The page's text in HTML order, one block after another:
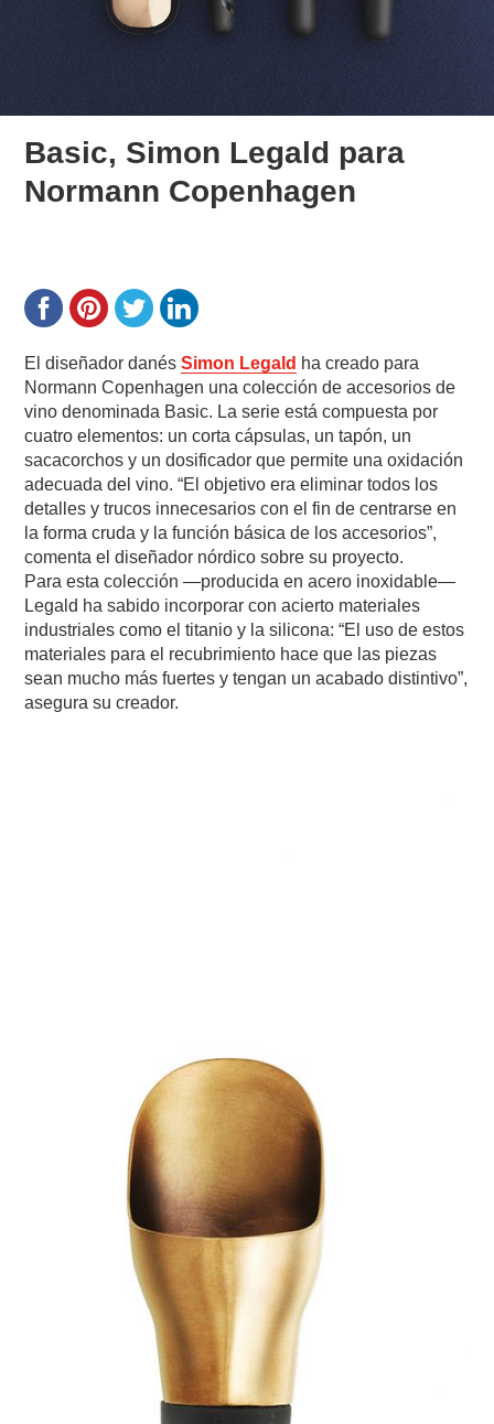
Basic, Simon Legald para
Normann Copenhagen
El diseñador danésSimon Legald ha creado para
Normann Copenhagen una colección de accesorios de
vino denominada Basic. La serie está compuesta por
cuatro elementos: un corta cápsulas, un tapón, un
sacacorchos y un dosificador que permite una oxidación
adecuada del vino. “El objetivo era eliminar todos los
detalles y trucos innecesarios con el fin de centrarse en
la forma cruda y la función básica de los accesorios”,
comenta el diseñador nórdico sobre su proyecto.
Para esta colección —producida en acero inoxidable—
Legald ha sabido incorporar con acierto materiales
industriales como el titanio y la silicona: “El uso de estos
materiales para el recubrimiento hace que las piezas
sean mucho más fuertes y tengan un acabado distintivo”,
asegura su creador.